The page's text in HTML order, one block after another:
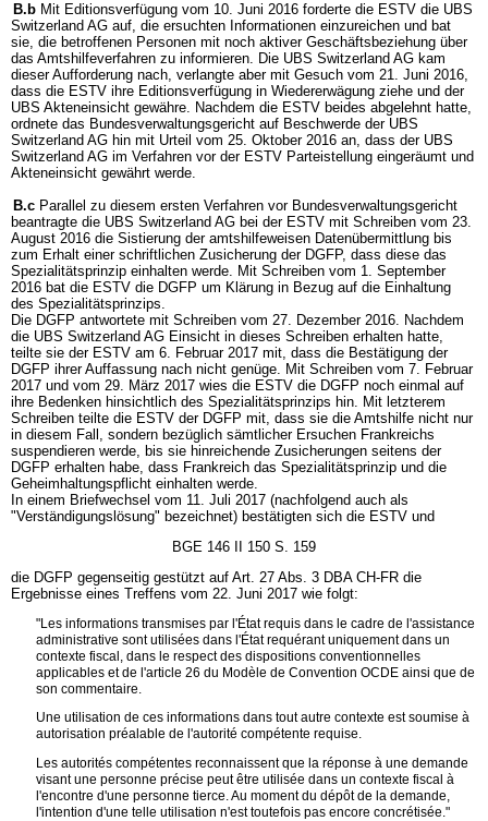
B.b Mit Editionsverfügung vom 10. Juni 2016 forderte die ESTV die UBS
Switzerland AG auf, die ersuchten Informationen einzureichen und bat
sie, die betroffenen Personen mit noch aktiver Geschäftsbeziehung über
das Amtshilfeverfahren zu informieren. Die UBS Switzerland AG kam
dieser Aufforderung nach, verlangte aber mit Gesuch vom 21. Juni 2016,
dass die ESTV ihre Editionsverfügung in Wiedererwägung ziehe und der
UBS Akteneinsicht gewähre. Nachdem die ESTV beides abgelehnt hatte,
ordnete das Bundesverwaltungsgericht auf Beschwerde der UBS
Switzerland AG hin mit Urteil vom 25. Oktober 2016 an, dass der UBS
Switzerland AG im Verfahren vor der ESTV Parteistellung eingeräumt und
Akteneinsicht gewährt werde.
B.c Parallel zu diesem ersten Verfahren vor Bundesverwaltungsgericht
beantragte die UBS Switzerland AG bei der ESTV mit Schreiben vom 23.
August 2016 die Sistierung der amtshilfeweisen Datenübermittlung bis
zum Erhalt einer schriftlichen Zusicherung der DGFP, dass diese das
Spezialitätsprinzip einhalten werde. Mit Schreiben vom 1. September
2016 bat die ESTV die DGFP um Klärung in Bezug auf die Einhaltung
des Spezialitätsprinzips.
Die DGFP antwortete mit Schreiben vom 27. Dezember 2016. Nachdem
die UBS Switzerland AG Einsicht in dieses Schreiben erhalten hatte,
teilte sie der ESTV am 6. Februar 2017 mit, dass die Bestätigung der
DGFP ihrer Auffassung nach nicht genüge. Mit Schreiben vom 7. Februar
2017 und vom 29. März 2017 wies die ESTV die DGFP noch einmal auf
ihre Bedenken hinsichtlich des Spezialitätsprinzips hin. Mit letzterem
Schreiben teilte die ESTV der DGFP mit, dass sie die Amtshilfe nicht nur
in diesem Fall, sondern bezüglich sämtlicher Ersuchen Frankreichs
suspendieren werde, bis sie hinreichende Zusicherungen seitens der
DGFP erhalten habe, dass Frankreich das Spezialitätsprinzip und die
Geheimhaltungspflicht einhalten werde.
In einem Briefwechsel vom 11. Juli 2017 (nachfolgend auch als
"Verständigungslösung" bezeichnet) bestätigten sich die ESTV und
BGE 146 II 150 S. 159
die DGFP gegenseitig gestützt auf Art. 27 Abs. 3 DBA CH-FR die
Ergebnisse eines Treffens vom 22. Juni 2017 wie folgt:
"Les informations transmises par l'État requis dans le cadre de l'assistance
administrative sont utilisées dans l'État requérant uniquement dans un
contexte fiscal, dans le respect des dispositions conventionnelles
applicables et de l'article 26 du Modèle de Convention OCDE ainsi que de
son commentaire.
Une utilisation de ces informations dans tout autre contexte est soumise à
autorisation préalable de l'autorité compétente requise.
Les autorités compétentes reconnaissent que la réponse à une demande
visant une personne précise peut être utilisée dans un contexte fiscal à
l'encontre d'une personne tierce. Au moment du dépôt de la demande,
l'intention d'une telle utilisation n'est toutefois pas encore concrétisée."